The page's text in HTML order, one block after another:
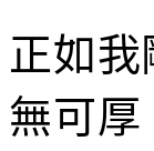
正如
無可厚